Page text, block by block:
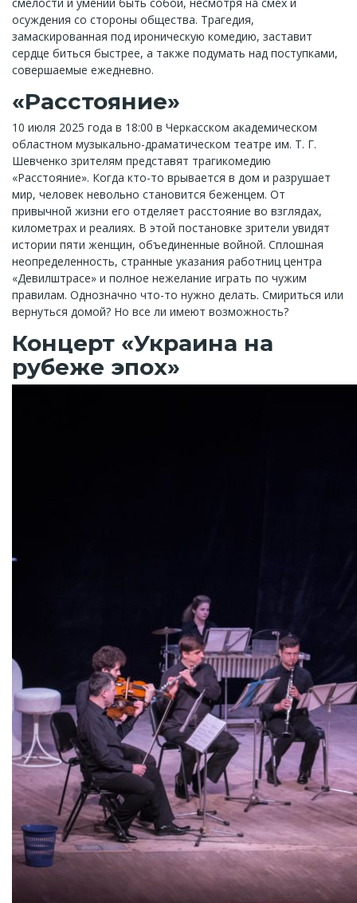
осуждения со стороны общества. Трагедия,
замаскированная под ироническую комедию, заставит
сердце биться быстрее, а также подумать над поступками,
совершаемые ежедневно.
«Расстояние»
10 июля 2025 года в 18:00 в Черкасском академическом
областном музыкально-драматическом театре им. Т. Г.
Шевченко зрителям представят трагикомедию
«Расстояние». Когда кто-то врывается в дом и разрушает
мир, человек невольно становится беженцем. От
привычной жизни его отделяет расстояние во взглядах,
километрах и реалиях. В этой постановке зрители увидят
истории пяти женщин, объединенные войной. Сплошная
неопределенность, странные указания работниц центра
«Девилштрасе» и полное нежелание играть по чужим
правилам. Однозначно что-то нужно делать. Смириться или
вернуться домой? Но все ли имеют возможность?
Концерт «Украина на
рубеже эпох»